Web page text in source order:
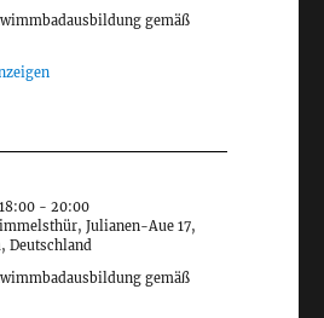
gemäß
18:00- 20:00
Julianen-Aue 17,
Deutschland
gemäß